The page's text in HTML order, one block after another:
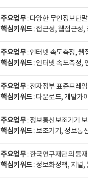
주요업무: 다양한 무인정보단말
핵심키워드: 접근성, 웹접근성,
주요업무: 인터넷 속도측정, 웹접
핵심키워드: 인터넷 속도측정, 인
주요업무: 전자정부 표준프레임
핵심키워드: 다운로드, 개발가이
주요업무: 정보통신보조기기 보
핵심키워드: 보조기기, 정보통신
주요업무: 한국연구재단의 등재
핵심키워드: 정보화정책, 저널,